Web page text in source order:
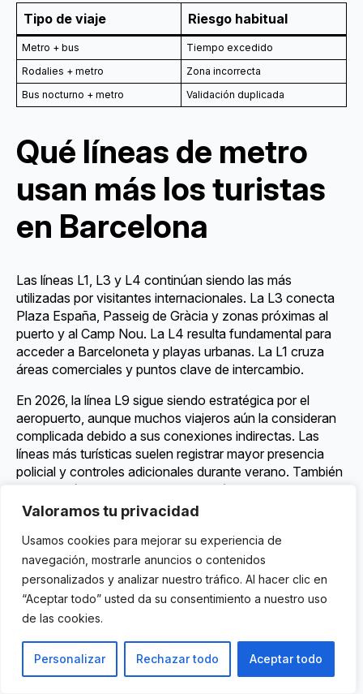
Valoramos tu privacidad
Usamos cookies para mejorar su experiencia de
navegación, mostrarle anuncios o contenidos
personalizados y analizar nuestro tráfico. Al hacer clic en
“Aceptar todo” usted da su consentimiento a nuestro uso
de las cookies.
Personalizar Rechazar todo Aceptar todo
Tipo de viaje Riesgo habitual
Metro + bus
Tiempo excedido
Rodalies + metro
Zona incorrecta
Bus nocturno + metro
Validación duplicada
Qué líneas de metro
usan más los turistas
en Barcelona
Las líneas L1, L3 y L4 continúan siendo las más
utilizadas por visitantes internacionales. La L3 conecta
Plaza España, Passeig de Gràcia y zonas próximas al
puerto y al Camp Nou. La L4 resulta fundamental para
acceder a Barceloneta y playas urbanas. La L1 cruza
áreas comerciales y puntos clave de intercambio.
En 2026, la línea L9 sigue siendo estratégica por el
aeropuerto, aunque muchos viajeros aún la consideran
complicada debido a sus conexiones indirectas. Las
líneas más turísticas suelen registrar mayor presencia
policial y controles adicionales durante verano. También
son las más afectadas por saturación durante eventos
masivos y festivales.
Líneas más importantes:
L1 Roja
L3 Verde
L4 Amarilla
L9 Sud aeropuerto
L2 Morada